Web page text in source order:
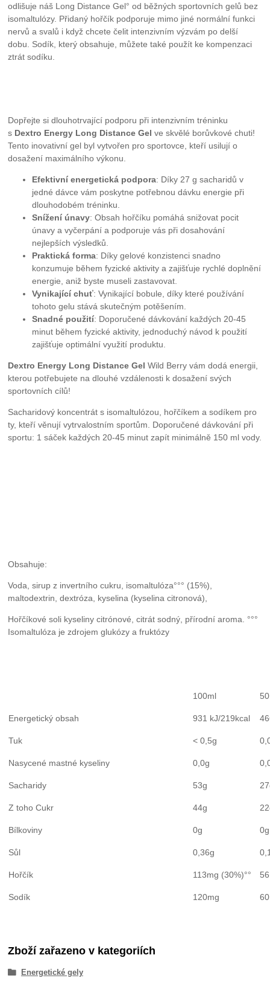
odlišuje náš Long Distance Gel° od běžných sportovních gelů bez
isomaltulózy. Přidaný hořčík podporuje mimo jiné normální funkci
nervů a svalů i když chcete čelit intenzivním výzvám po delší
dobu. Sodík, který obsahuje, můžete také použít ke kompenzaci
ztrát sodíku.
Dopřejte si dlouhotrvající podporu při intenzivním tréninku
s Dextro Energy Long Distance Gel ve skvělé borůvkové chuti!
Tento inovativní gel byl vytvořen pro sportovce, kteří usilují o
dosažení maximálního výkonu.
Efektivní energetická podpora: Díky 27 g sacharidů v
jedné dávce vám poskytne potřebnou dávku energie při
dlouhodobém tréninku.
Snížení únavy: Obsah hořčíku pomáhá snižovat pocit
únavy a vyčerpání a podporuje vás při dosahování
nejlepších výsledků.
Praktická forma: Díky gelové konzistenci snadno
konzumuje během fyzické aktivity a zajišťuje rychlé doplnění
energie, aniž byste museli zastavovat.
Vynikající chuť: Vynikající bobule, díky které používání
tohoto gelu stává skutečným potěšením.
Snadné použití: Doporučené dávkování každých 20-45
minut během fyzické aktivity, jednoduchý návod k použití
zajišťuje optimální využití produktu.
Dextro Energy Long Distance Gel Wild Berry vám dodá energii,
kterou potřebujete na dlouhé vzdálenosti k dosažení svých
sportovních cílů!
Sacharidový koncentrát s isomaltulózou, hořčíkem a sodíkem pro
ty, kteří věnují vytrvalostním sportům. Doporučené dávkování při
sportu: 1 sáček každých 20-45 minut zapít minimálně 150 ml vody.
Obsahuje:
Voda, sirup z invertního cukru, isomaltulóza°°° (15%),
maltodextrin, dextróza, kyselina (kyselina citronová),
Hořčíkové soli kyseliny citrónové, citrát sodný, přírodní aroma. °°°
Isomaltulóza je zdrojem glukózy a fruktózy
100ml
Energetický obsah 931 kJ/219kcal
Tuk < 0,5g
Nasycené mastné kyseliny 0,0g
Sacharidy 53g
Z toho Cukr 44g
Bílkoviny 0g 0g
Sůl 0,36g
Hořčík 113mg (30%)°°
Sodík 120mg
Zboží zařazeno v kategoriích
Energetické gely